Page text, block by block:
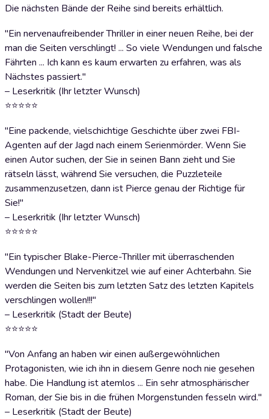
Die nächsten Bände der Reihe sind bereits erhältlich.
"Ein nervenaufreibender Thriller in einer neuen Reihe, bei der
man die Seiten verschlingt! ... So viele Wendungen und falsche
Fährten ... Ich kann es kaum erwarten zu erfahren, was als
Nächstes passiert."
– Leserkritik (Ihr letzter Wunsch)
⭐⭐⭐⭐⭐
"Eine packende, vielschichtige Geschichte über zwei FBI-
Agenten auf der Jagd nach einem Serienmörder. Wenn Sie
einen Autor suchen, der Sie in seinen Bann zieht und Sie
rätseln lässt, während Sie versuchen, die Puzzleteile
zusammenzusetzen, dann ist Pierce genau der Richtige für
Sie!"
– Leserkritik (Ihr letzter Wunsch)
⭐⭐⭐⭐⭐
"Ein typischer Blake-Pierce-Thriller mit überraschenden
Wendungen und Nervenkitzel wie auf einer Achterbahn. Sie
werden die Seiten bis zum letzten Satz des letzten Kapitels
verschlingen wollen!!!"
– Leserkritik (Stadt der Beute)
⭐⭐⭐⭐⭐
"Von Anfang an haben wir einen außergewöhnlichen
Protagonisten, wie ich ihn in diesem Genre noch nie gesehen
habe. Die Handlung ist atemlos ... Ein sehr atmosphärischer
Roman, der Sie bis in die frühen Morgenstunden fesseln wird."
– Leserkritik (Stadt der Beute)